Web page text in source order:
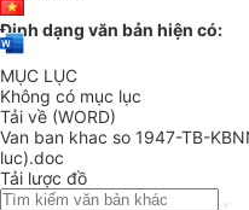
Định dạng văn bản hiện có:
MỤC LỤC
Không có mục lục
Tải về (WORD)
Van ban khac so 1947-TB-
luc).doc
Tải lược đồ